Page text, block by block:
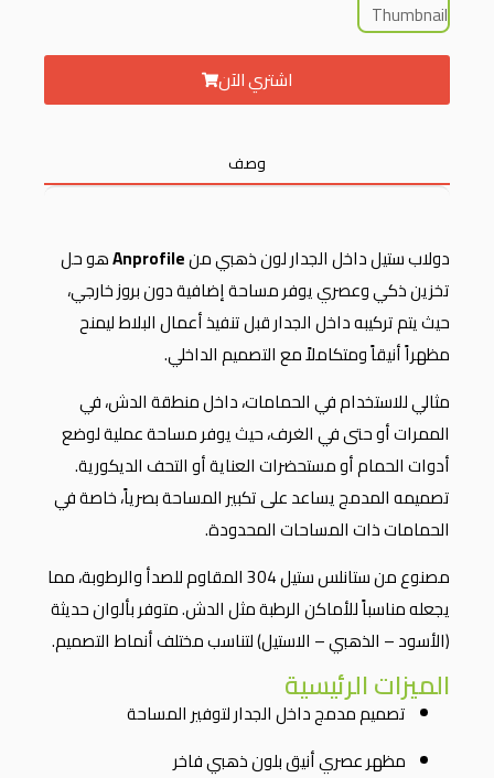
اشتري الآن
وصف
دولاب ستيل داخل الجدار لون ذهبي منAnprofileهو حل
تخزين ذكي وعصري يوفر مساحة إضافية دون بروز خارجي،
حيث يتم تركيبه داخل الجدار قبل تنفيذ أعمال البلاط ليمنح
مظهراً أنيقاً ومتكاملاً مع التصميم الداخلي.
مثالي للاستخدام في الحمامات، داخل منطقة الدش، في
الممرات أو حتى في الغرف، حيث يوفر مساحة عملية لوضع
أدوات الحمام أو مستحضرات العناية أو التحف الديكورية.
تصميمه المدمج يساعد على تكبير المساحة بصرياً، خاصة في
الحمامات ذات المساحات المحدودة.
مصنوع من ستانلس ستيل 304 المقاوم للصدأ والرطوبة، مما
يجعله مناسباً للأماكن الرطبة مثل الدش. متوفر بألوان حديثة
(الأسود – الذهبي – الاستيل) لتناسب مختلف أنماط التصميم.
الميزات الرئيسية
تصميم مدمج داخل الجدار لتوفير المساحة
مظهر عصري أنيق بلون ذهبي فاخر